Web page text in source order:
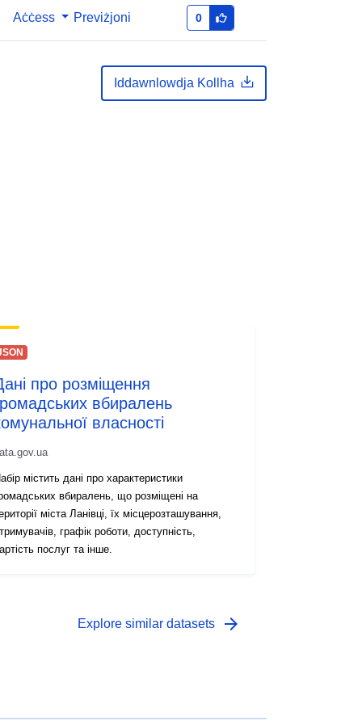
Aċċess Previżjoni 0
Iddawnlowdja Kollha
834d08568444
про розміщення
вбиралень
власності
містить дані про характеристики
вбиралень, що розміщені на
міста Ланівці, їх місцерозташування,
графік роботи, доступність,
послуг та інше.
Explore similar datasets arrow_forward